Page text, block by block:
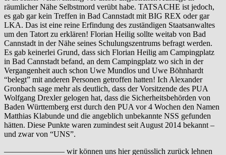
räumlicher Nähe Selbstmord verübt habe. TATSACHE ist jedoch,
es gab gar kein Treffen in Bad Cannstadt mit BIG REX oder gar
LKA. Das ist eine reine Erfindung des zuständigen Staatsanwaltes
um den Tatort zu erklären! Florian Heilig sollte weitab von Bad
Cannstadt in der Nähe seines Schulungszentrums befragt werden.
Es gab keinerlei Grund, dass sich Florian Heilig am Campingplatz
in Bad Cannstadt befand, an dem Campingplatz wo sich in der
Vergangenheit auch schon Uwe Mundlos und Uwe Böhnhardt
“belegt” mit anderen Personen getroffen hatten! Ich Alexander
Gronbach sage mehr als deutlich, dass der Vorsitzende des PUA
Wolfgang Drexler gelogen hat, dass die Sicherheitsbehörden von
Baden Württemberg erst durch den PUA vor 4 Wochen den Namen
Matthias Klabunde und die angeblich unbekannte NSS gefunden
hätten. Diese Punkte waren zumindest seit August 2014 bekannt –
und zwar von “UNS”.
———————– wir können uns hier genüsslich zurück lehnen